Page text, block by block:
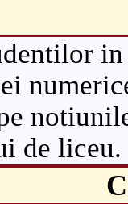
in
de liceu.